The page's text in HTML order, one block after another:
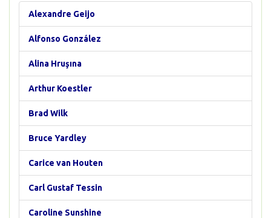
Alexandre Geijo
Alfonso González
Alina Hruşına
Arthur Koestler
Brad Wilk
Bruce Yardley
Carice van Houten
Carl Gustaf Tessin
Caroline Sunshine